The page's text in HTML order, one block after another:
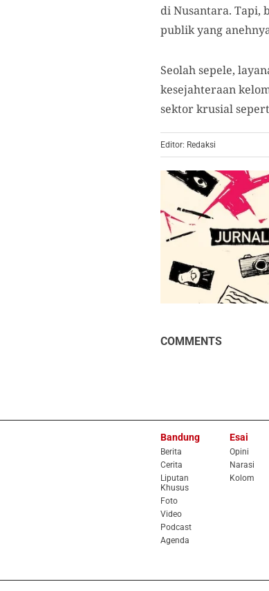
di Nusantara. Tapi,
publik yang
Seolah sepele,
kesejahteraan
sektor krusial
Editor: Redaksi
COMMENTS
Bandung
Berita
Cerita
Liputan
Khusus
Foto
Video
Podcast
Agenda
Esai
Opini
Narasi
Kolom